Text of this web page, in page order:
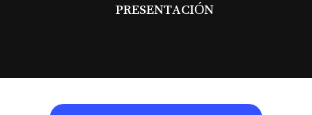
PRESENTACIÓN